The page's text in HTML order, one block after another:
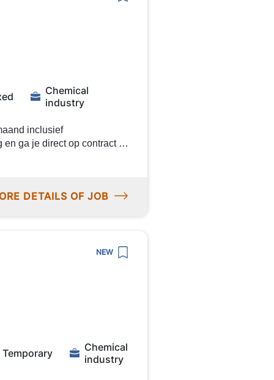
Chemical
industry
inclusief
ga je direct op contract bij
Je werkt met moderne
Dit krijg je
ploegentoeslag)
DETAILS OF JOB
NEW
Temporary
Chemical
industry